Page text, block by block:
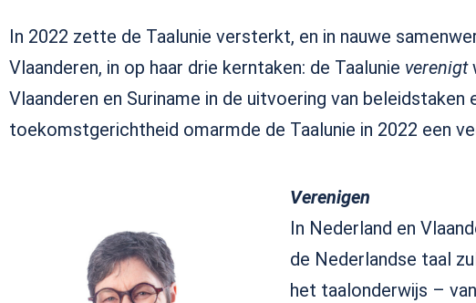
In 2022 zette de Taalunie versterkt, en in nauwe
Vlaanderen, in op haar drie kerntaken: de Taalunie verenigt
Vlaanderen en Suriname in de uitvoering van beleidstaken
toekomstgerichtheid omarmde de Taalunie in 2022 een
Verenigen
In Nederland en
de Nederlandse taal
het taalonderwijs –